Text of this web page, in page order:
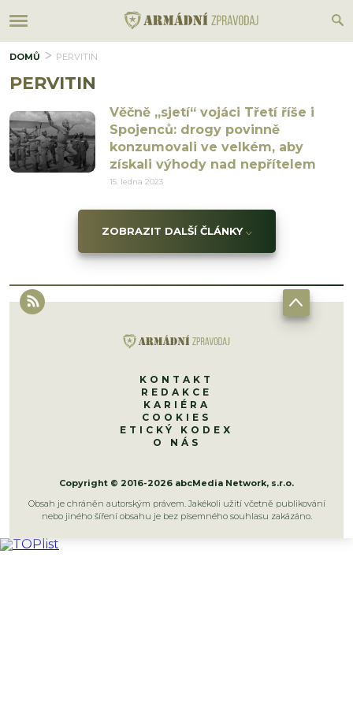
DOMŮ PERVITIN
PERVITIN
Věčně „sjetí“ vojáci Třetí říše i
Spojenců: drogy povinně
konzumovali ve velkém, aby
získali výhody nad nepřítelem
15. ledna 2023
ZOBRAZIT DALŠÍ ČLÁNKY
KONTAKT
REDAKCE
KARIÉRA
COOKIES
ETICKÝ KODEX
O NÁS
Copyright © 2016-2026 abcMedia Network, s.r.o.
Obsah je chráněn autorským právem. Jakékoli užití včetně publikování
nebo jiného šíření obsahu je bez písemného souhlasu zakázáno.